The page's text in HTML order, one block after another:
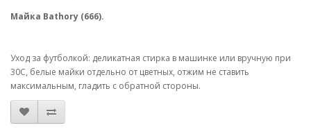
Майка Bathory (666).
Уход за футболкой: деликатная стирка в машинке или вручную при
30С, белые майки отдельно от цветных, отжим не ставить
максимальным, гладить с обратной стороны.